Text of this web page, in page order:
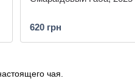
чая.
620 грн